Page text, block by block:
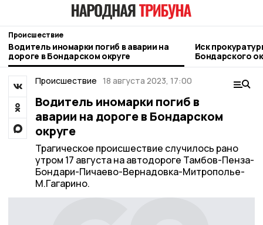
Происшествие
Водитель иномарки погиб в аварии на
дороге в Бондарском округе
Иск
Бондарского
Происшествие 18 августа 2023, 17:00
Водитель иномарки погиб в
аварии на дороге в Бондарском
округе
Трагическое происшествие случилось рано
утром 17 августа на автодороге Тамбов-Пенза-
Бондари-Пичаево-Вернадовка-Митрополье-
М.Гагарино.